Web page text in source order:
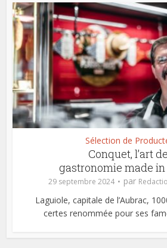
Sélection de
Conquet, l’art
gastronomie made in
29 septembre 2024 par
Laguiole, capitale de l’Aubrac,
certes renommée pour ses